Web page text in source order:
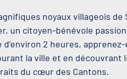
noyaux villageois
un citoyen-bénévole
d’environ 2 heures,
la ville et en découvrant
du cœur des Cantons.